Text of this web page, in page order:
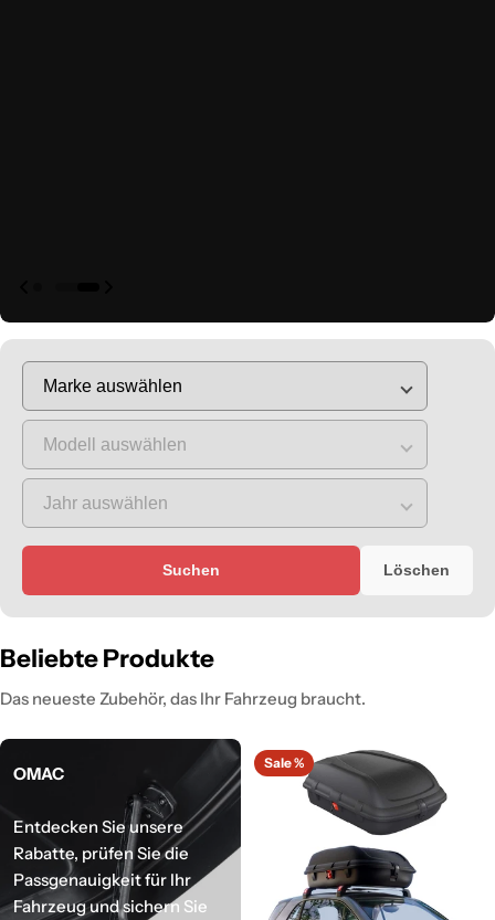
Suchen Löschen
Beliebte Produkte
Das neueste Zubehör, das Ihr Fahrzeug braucht.
OMAC
Entdecken Sie unsere
Rabatte, prüfen Sie die
Passgenauigkeit für Ihr
Fahrzeug und sichern Sie
Sale %